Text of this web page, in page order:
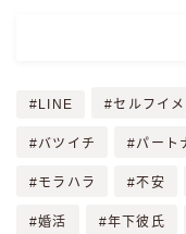
LINE セルフイ
バツイチ パート
モラハラ 不安
婚活 年下彼氏